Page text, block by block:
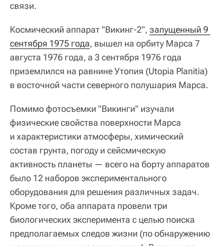
связи.
Космический аппарат "Викинг-2", запущенный 9
сентября 1975 года, вышел на орбиту Марса 7
августа 1976 года, а 3 сентября 1976 года
приземлился на равнине Утопия (Utopia Planitia)
в восточной части северного полушария Марса.
Помимо фотосъемки "Викинги" изучали
физические свойства поверхности Марса
и характеристики атмосферы, химический
состав грунта, погоду и сейсмическую
активность планеты — всего на борту аппаратов
было 12 наборов экспериментального
оборудования для решения различных задач.
Кроме того, оба аппарата провели три
биологических эксперимента с целью поиска
предполагаемых следов жизни (по обнаружению